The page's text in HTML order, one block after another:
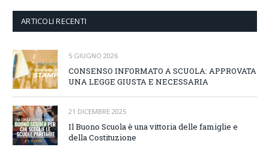
ARTICOLI RECENTI
5 GIUGNO 2026
CONSENSO INFORMATO A SCUOLA: APPROVATA
UNA LEGGE GIUSTA E NECESSARIA
21 DICEMBRE 2025
Il Buono Scuola è una vittoria delle famiglie e
della Costituzione